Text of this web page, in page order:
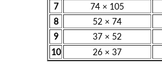
7
74 × 105
8
52 × 74
9
37 × 52
10
26 × 37